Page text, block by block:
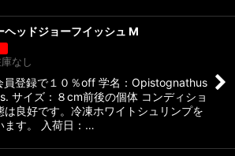
ヘッドジョーフイッシュ M
なし
登録で１０％off 学名：Opistognathus
サイズ：８cm前後の個体 コンディショ
は良好です。冷凍ホワイトシュリンプを
ます。 入荷日：…